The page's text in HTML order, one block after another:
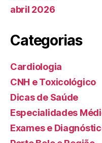
abril 2026
Categorias
Cardiologia
CNH e Toxicológico
Dicas de Saúde
Especialidades
Exames e